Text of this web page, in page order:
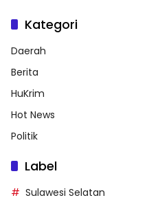
Kategori
Daerah
Berita
HuKrim
Hot News
Politik
Label
Sulawesi Selatan